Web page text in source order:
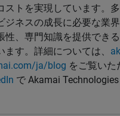
ストを実現しています。
ジネスの成長に必要な業
性、専門知識を提供でき
ます。詳細については、
ja/blog をご覧いた
で Akamai